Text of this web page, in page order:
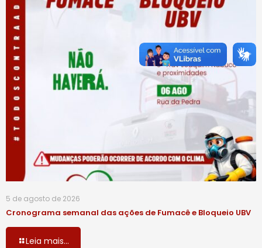
5 de agosto de 2026
Cronograma semanal das ações de Fumacê e Bloqueio UBV
Leia mais...